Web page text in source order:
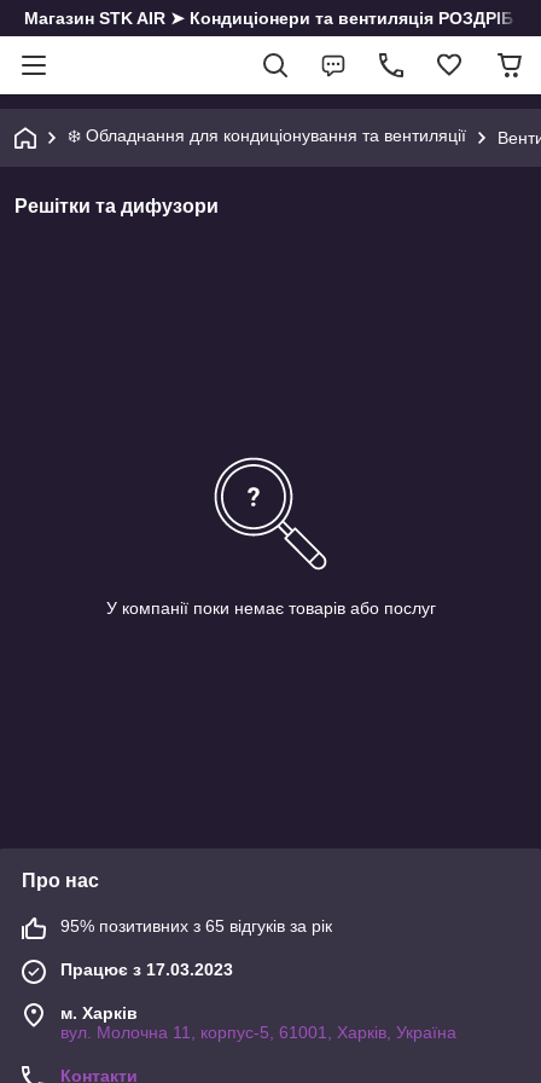
Магазин STK AIR ➤ Кондиціонери та вентиляція РОЗДРІБ
❄️ Обладнання для кондиціонування та вентиляції
Решітки та дифузори
У компанії поки немає товарів або послуг
Про нас
95% позитивних з 65 відгуків за рік
Працює з 17.03.2023
м. Харків
вул. Молочна 11, корпус-5, 61001, Харків, Україна
Контакти